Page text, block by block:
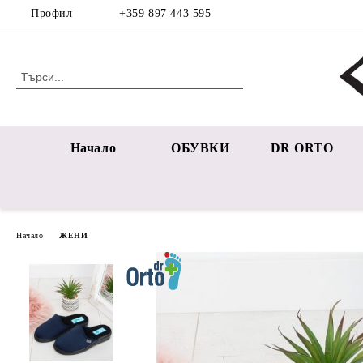
Профил +359 897 443 595
Начало ОБУВКИ DR ORTO
Начало ЖЕНИ